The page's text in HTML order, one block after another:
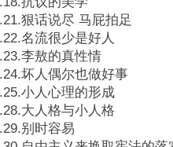
狠话说尽 马屁拍足
名流很少是好人
李敖的真性情
坏人偶尔也做好事
小人心理的形成
大人格与小人格
别时容易